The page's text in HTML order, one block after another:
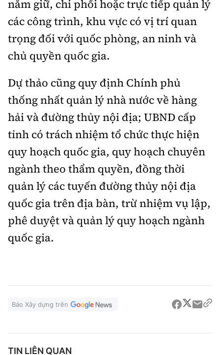
nắm giữ, chi phối hoặc trực tiếp quản lý
các công trình, khu vực có vị trí quan
trọng đối với quốc phòng, an ninh và
chủ quyền quốc gia.
Dự thảo cũng quy định Chính phủ
thống nhất quản lý nhà nước về hàng
hải và đường thủy nội địa; UBND cấp
tỉnh có trách nhiệm tổ chức thực hiện
quy hoạch quốc gia, quy hoạch chuyên
ngành theo thẩm quyền, đồng thời
quản lý các tuyến đường thủy nội địa
quốc gia trên địa bàn, trừ nhiệm vụ lập,
phê duyệt và quản lý quy hoạch ngành
quốc gia.
Báo Xây dựng trên
TIN LIÊN QUAN